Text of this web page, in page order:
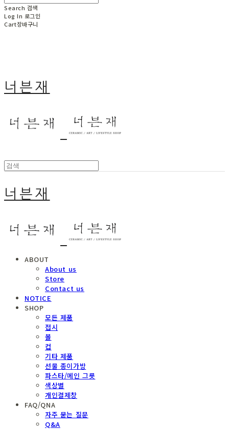
Search 검색
Log In 로그인
Cart장바구니
너븐재
너븐재
ABOUT
About us
Store
Contact us
NOTICE
SHOP
모든 제품
접시
볼
컵
기타 제품
선물 종이가방
파스타/메인 그릇
색상별
개인결제창
FAQ/QNA
자주 묻는 질문
Q&A